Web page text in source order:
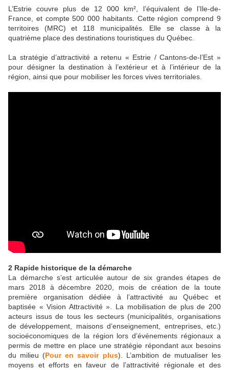
L’Estrie couvre plus de 12 000 km², l’équivalent de l’Ile-de-
France, et compte 500 000 habitants. Cette région comprend 9
territoires (MRC) et 118 municipalités. Elle se classe à la
quatrième place des destinations touristiques du Québec.
La stratégie d’attractivité a retenu « Estrie / Cantons-de-l’Est »
pour désigner la destination à l’extérieur et à l’intérieur de la
région, ainsi que pour mobiliser les forces vives territoriales.
2 Rapide historique de la démarche
La démarche s’est articulée autour de six grandes étapes de
mars 2018 à décembre 2020, mois de création de la toute
première organisation dédiée à l’attractivité au Québec et
baptisée « Vision Attractivité ». La mobilisation de plus de 200
acteurs issus de tous les secteurs (municipalités, organisations
de développement, maisons d’enseignement, entreprises, etc.)
socioéconomiques de la région lors d’événements régionaux a
permis de mettre en place une stratégie répondant aux besoins
du milieu (Pour en savoir plus). L’ambition de mutualiser les
moyens et efforts en faveur de l’attractivité régionale et des